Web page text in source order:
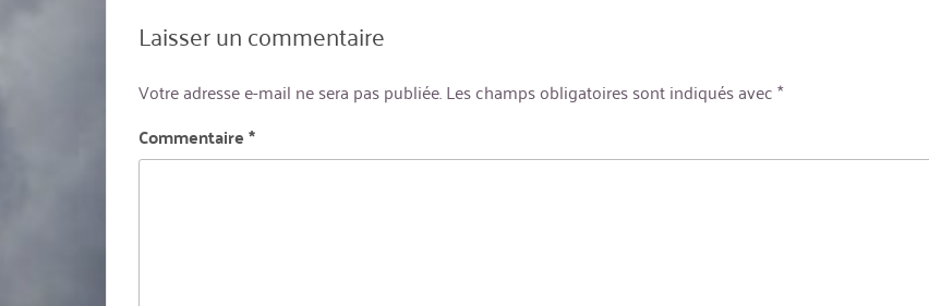
Laisser un commentaire
Votre adresse e-mail ne sera pas publiée.Les champs obligatoires sont indiqués avec*
Commentaire*